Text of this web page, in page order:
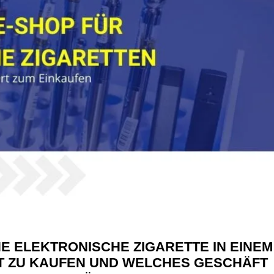
ELEKTRONISCHE ZIGARETTE IN EINEM
ZU KAUFEN UND WELCHES GESCHÄFT